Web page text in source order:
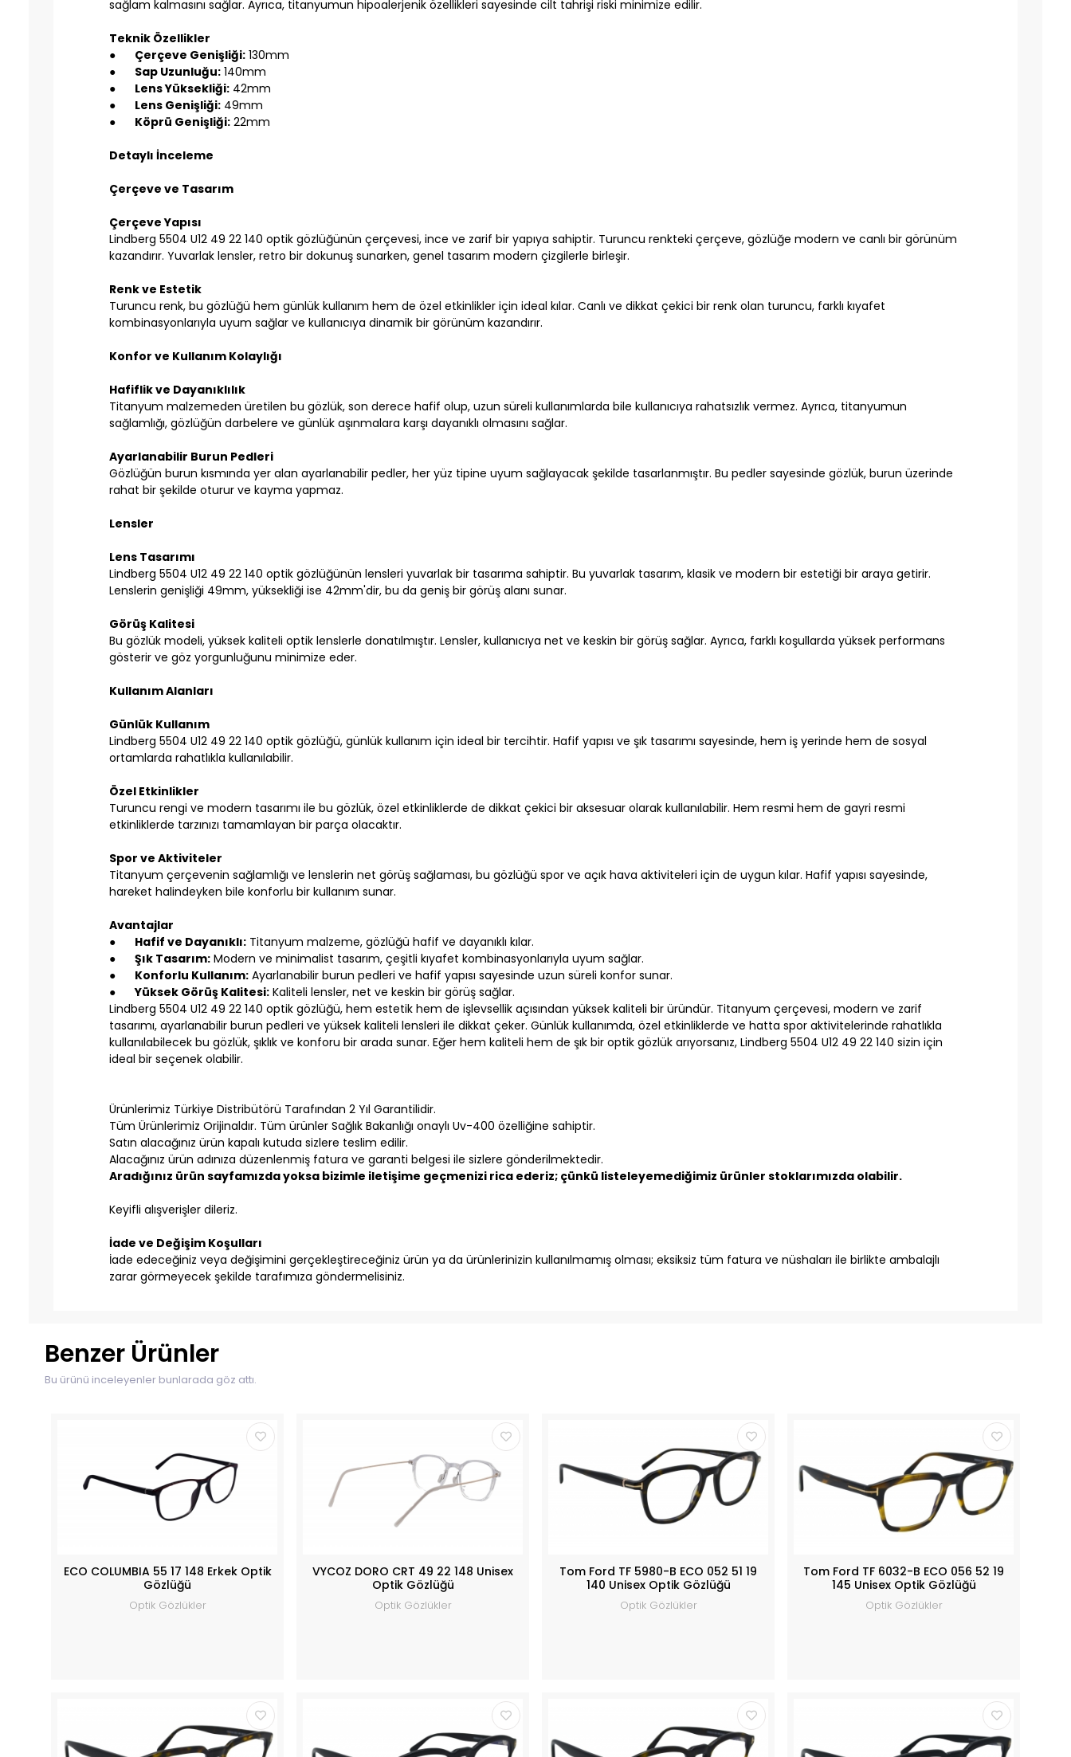
sağlam kalmasını sağlar. Ayrıca, titanyumun hipoalerjenik özellikleri sayesinde cilt tahrişi riski minimize edilir.
Teknik Özellikler
● Çerçeve Genişliği:130mm
● Sap Uzunluğu:140mm
● Lens Yüksekliği:42mm
● Lens Genişliği:49mm
● Köprü Genişliği:22mm
Detaylı İnceleme
Çerçeve ve Tasarım
Çerçeve Yapısı
Lindberg 5504 U12 49 22 140 optik gözlüğünün çerçevesi, ince ve zarif bir yapıya sahiptir. Turuncu renkteki çerçeve, gözlüğe modern ve canlı bir görünüm
kazandırır. Yuvarlak lensler, retro bir dokunuş sunarken, genel tasarım modern çizgilerle birleşir.
Renk ve Estetik
Turuncu renk, bu gözlüğü hem günlük kullanım hem de özel etkinlikler için ideal kılar. Canlı ve dikkat çekici bir renk olan turuncu, farklı kıyafet
kombinasyonlarıyla uyum sağlar ve kullanıcıya dinamik bir görünüm kazandırır.
Konfor ve Kullanım Kolaylığı
Hafiflik ve Dayanıklılık
Titanyum malzemeden üretilen bu gözlük, son derece hafif olup, uzun süreli kullanımlarda bile kullanıcıya rahatsızlık vermez. Ayrıca, titanyumun
sağlamlığı, gözlüğün darbelere ve günlük aşınmalara karşı dayanıklı olmasını sağlar.
Ayarlanabilir Burun Pedleri
Gözlüğün burun kısmında yer alan ayarlanabilir pedler, her yüz tipine uyum sağlayacak şekilde tasarlanmıştır. Bu pedler sayesinde gözlük, burun üzerinde
rahat bir şekilde oturur ve kayma yapmaz.
Lensler
Lens Tasarımı
Lindberg 5504 U12 49 22 140 optik gözlüğünün lensleri yuvarlak bir tasarıma sahiptir. Bu yuvarlak tasarım, klasik ve modern bir estetiği bir araya getirir.
Lenslerin genişliği 49mm, yüksekliği ise 42mm'dir, bu da geniş bir görüş alanı sunar.
Görüş Kalitesi
Bu gözlük modeli, yüksek kaliteli optik lenslerle donatılmıştır. Lensler, kullanıcıya net ve keskin bir görüş sağlar. Ayrıca, farklı koşullarda yüksek performans
gösterir ve göz yorgunluğunu minimize eder.
Kullanım Alanları
Günlük Kullanım
Lindberg 5504 U12 49 22 140 optik gözlüğü, günlük kullanım için ideal bir tercihtir. Hafif yapısı ve şık tasarımı sayesinde, hem iş yerinde hem de sosyal
ortamlarda rahatlıkla kullanılabilir.
Özel Etkinlikler
Turuncu rengi ve modern tasarımı ile bu gözlük, özel etkinliklerde de dikkat çekici bir aksesuar olarak kullanılabilir. Hem resmi hem de gayri resmi
etkinliklerde tarzınızı tamamlayan bir parça olacaktır.
Spor ve Aktiviteler
Titanyum çerçevenin sağlamlığı ve lenslerin net görüş sağlaması, bu gözlüğü spor ve açık hava aktiviteleri için de uygun kılar. Hafif yapısı sayesinde,
hareket halindeyken bile konforlu bir kullanım sunar.
Avantajlar
● Hafif ve Dayanıklı:Titanyum malzeme, gözlüğü hafif ve dayanıklı kılar.
● Şık Tasarım:Modern ve minimalist tasarım, çeşitli kıyafet kombinasyonlarıyla uyum sağlar.
● Konforlu Kullanım:Ayarlanabilir burun pedleri ve hafif yapısı sayesinde uzun süreli konfor sunar.
●Yüksek Görüş Kalitesi:Kaliteli lensler, net ve keskin bir görüş sağlar.
Lindberg 5504 U12 49 22 140 optik gözlüğü, hem estetik hem de işlevsellik açısından yüksek kaliteli bir üründür. Titanyum çerçevesi, modern ve zarif
tasarımı, ayarlanabilir burun pedleri ve yüksek kaliteli lensleri ile dikkat çeker. Günlük kullanımda, özel etkinliklerde ve hatta spor aktivitelerinde rahatlıkla
kullanılabilecek bu gözlük, şıklık ve konforu bir arada sunar. Eğer hem kaliteli hem de şık bir optik gözlük arıyorsanız, Lindberg 5504 U12 49 22 140 sizin için
ideal bir seçenek olabilir.
Ürünlerimiz Türkiye Distribütörü Tarafından 2 Yıl Garantilidir.
Tüm Ürünlerimiz Orijinaldır. Tüm ürünler Sağlık Bakanlığı onaylı Uv-400 özelliğine sahiptir.
Satın alacağınız ürün kapalı kutuda sizlere teslim edilir.
Alacağınız ürün adınıza düzenlenmiş fatura ve garanti belgesi ile sizlere gönderilmektedir.
Aradığınız ürün sayfamızda yoksa bizimle iletişime geçmenizi rica ederiz; çünkü listeleyemediğimiz ürünler stoklarımızda olabilir.
Keyifli alışverişler dileriz.
İade ve Değişim Koşulları
İade edeceğiniz veya değişimini gerçekleştireceğiniz ürün ya da ürünlerinizin kullanılmamış olması; eksiksiz tüm fatura ve nüshaları ile birlikte ambalajlı
zarar görmeyecek şekilde tarafımıza göndermelisiniz.
Benzer Ürünler
Bu ürünü inceleyenler bunlarada göz attı.
ECO COLUMBIA 55 17 148 Erkek Optik
Gözlüğü
Optik Gözlükler
VYCOZ DORO CRT 49 22 148 Unisex
Optik Gözlüğü
Optik Gözlükler
Tom Ford TF 5980-B ECO 052 51 19
140 Unisex Optik Gözlüğü
Optik Gözlükler
Tom Ford TF 6032-B ECO 056 52 19
145 Unisex Optik Gözlüğü
Optik Gözlükler